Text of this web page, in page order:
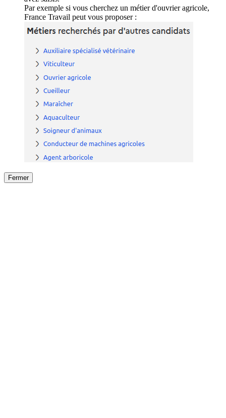
Par exemple si vous cherchez un métier d'ouvrier agricole,
France Travail peut vous proposer :
Fermer